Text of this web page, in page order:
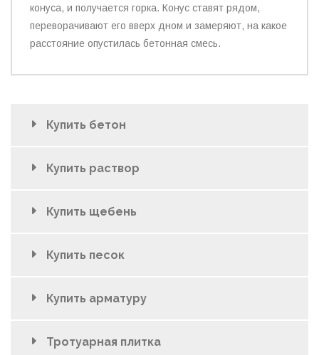
конуса, и получается горка. Конус ставят рядом,
переворачивают его вверх дном и замеряют, на какое
расстояние опустилась бетонная смесь.
Купить бетон
Купить раствор
Купить щебень
Купить песок
Купить арматуру
Тротуарная плитка